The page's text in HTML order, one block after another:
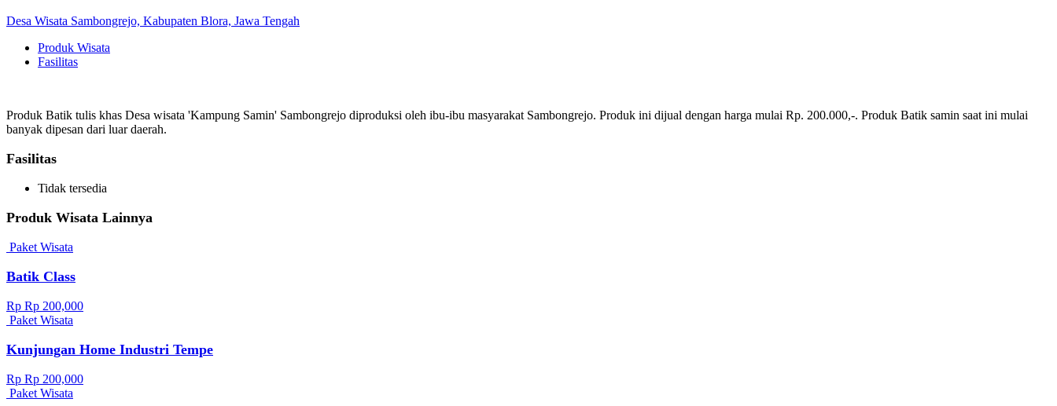
Desa Wisata Sambongrejo, Kabupaten Blora, Jawa Tengah
Produk Wisata
Fasilitas
Produk Batik tulis khas Desa wisata 'Kampung Samin' Sambongrejo diproduksi oleh ibu-ibu masyarakat Sambongrejo. Produk ini dijual dengan harga mulai Rp. 200.000,-. Produk Batik samin saat ini mulai
banyak dipesan dari luar daerah.
Fasilitas
Tidak tersedia
Produk Wisata Lainnya
Paket Wisata
Batik Class
Rp Rp 200,000
Paket Wisata
Kunjungan Home Industri Tempe
Rp Rp 200,000
Paket Wisata